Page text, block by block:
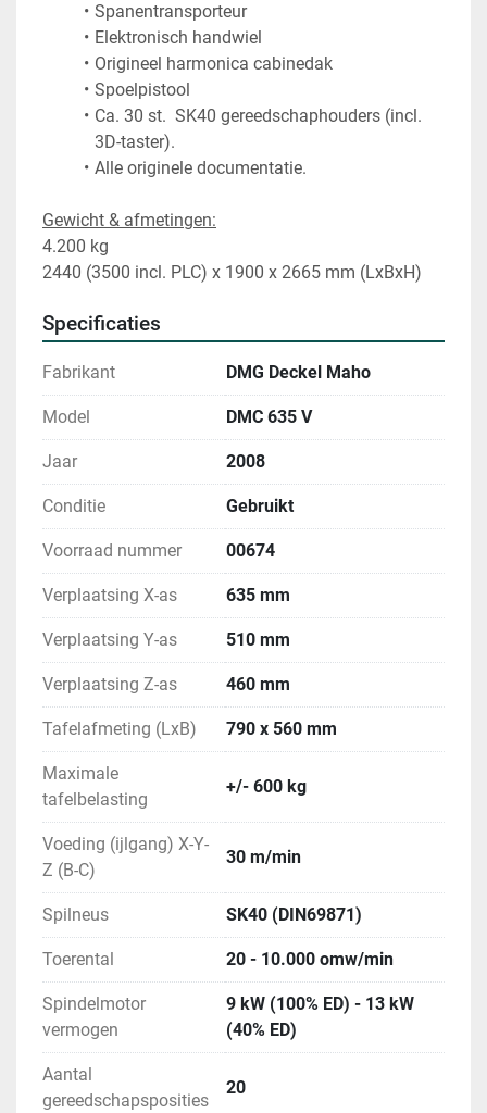
Spanentransporteur
Elektronisch handwiel
Origineel harmonica cabinedak
Spoelpistool
Ca. 30 st.  SK40 gereedschaphouders (incl.
3D-taster).
Alle originele documentatie.
Gewicht & afmetingen:
4.200 kg
2440 (3500 incl. PLC) x 1900 x 2665 mm (LxBxH)
Specificaties
Fabrikant DMG Deckel Maho
Model DMC 635 V
Jaar 2008
Conditie Gebruikt
Voorraad nummer 00674
Verplaatsing X-as 635 mm
Verplaatsing Y-as 510 mm
Verplaatsing Z-as 460 mm
Tafelafmeting (LxB) 790 x 560 mm
Maximale
tafelbelasting
+/- 600 kg
Voeding (ijlgang) X-Y-
Z (B-C)
30 m/min
Spilneus SK40 (DIN69871)
Toerental 20 - 10.000 omw/min
Spindelmotor
vermogen
9 kW (100% ED) - 13 kW
(40% ED)
Aantal
gereedschapsposities
20